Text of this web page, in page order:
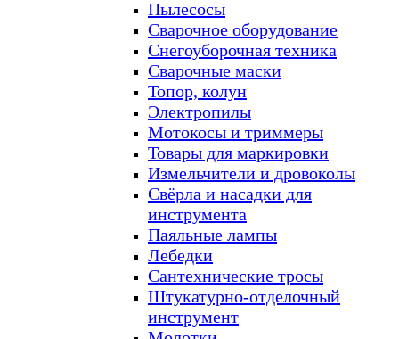
Пылесосы
Сварочное оборудование
Снегоуборочная техника
Сварочные маски
Топор, колун
Электропилы
Мотокосы и триммеры
Товары для маркировки
Измельчители и дровоколы
Свёрла и насадки для
инструмента
Паяльные лампы
Лебедки
Сантехнические тросы
Штукатурно-отделочный
инструмент